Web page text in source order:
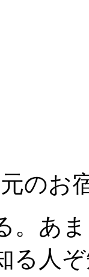
の
。あ
る人